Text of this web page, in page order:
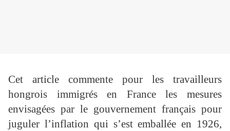
Cet article commente pour les travailleurs
hongrois immigrés en France les mesures
envisagées par le gouvernement français pour
juguler l’inflation qui s’est emballée en 1926,